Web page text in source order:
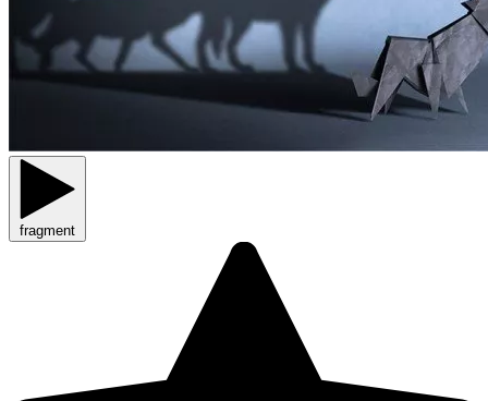
fragment